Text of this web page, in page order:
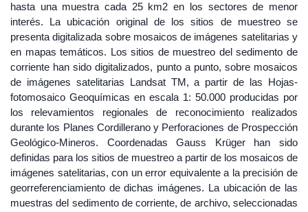
hasta una muestra cada 25 km2 en los sectores de menor
interés. La ubicación original de los sitios de muestreo se
presenta digitalizada sobre mosaicos de imágenes satelitarias y
en mapas temáticos. Los sitios de muestreo del sedimento de
corriente han sido digitalizados, punto a punto, sobre mosaicos
de imágenes satelitarias Landsat TM, a partir de las Hojas-
fotomosaico Geoquímicas en escala 1: 50.000 producidas por
los relevamientos regionales de reconocimiento realizados
durante los Planes Cordillerano y Perforaciones de Prospección
Geológico-Mineros. Coordenadas Gauss Krüger han sido
definidas para los sitios de muestreo a partir de los mosaicos de
imágenes satelitarias, con un error equivalente a la precisión de
georreferenciamiento de dichas imágenes. La ubicación de las
muestras del sedimento de corriente, de archivo, seleccionadas